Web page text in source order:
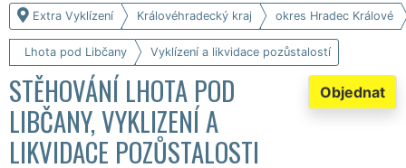
Extra Vyklízení Královéhradecký kraj okres Hradec Králové
Lhota pod Libčany Vyklízení a likvidace pozůstalostí
Objednat
STĚHOVÁNÍ LHOTA POD
LIBČANY, VYKLIZENÍ A
LIKVIDACE POZŮSTALOSTI